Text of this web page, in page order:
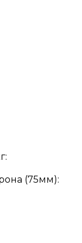
(75мм):